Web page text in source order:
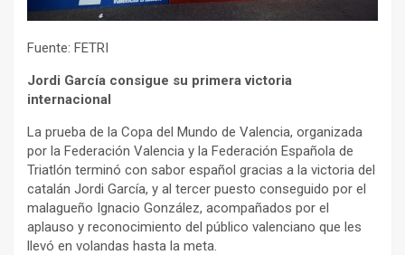
Fuente: FETRI
Jordi García consigue su primera victoria
internacional
La prueba de la Copa del Mundo de Valencia, organizada
por la Federación Valencia y la Federación Española de
Triatlón terminó con sabor español gracias a la victoria del
catalán Jordi García, y al tercer puesto conseguido por el
malagueño Ignacio González, acompañados por el
aplauso y reconocimiento del público valenciano que les
llevó en volandas hasta la meta.